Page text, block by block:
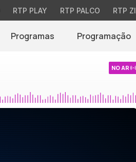
RTP PLAY RTP PALCO RTP
Programas Programação
NO AR